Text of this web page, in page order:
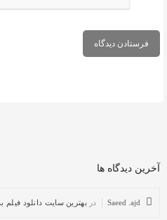
آخرین دیدگاه ها
Saeed .ajd در بهترین سایت دانلود فیلم